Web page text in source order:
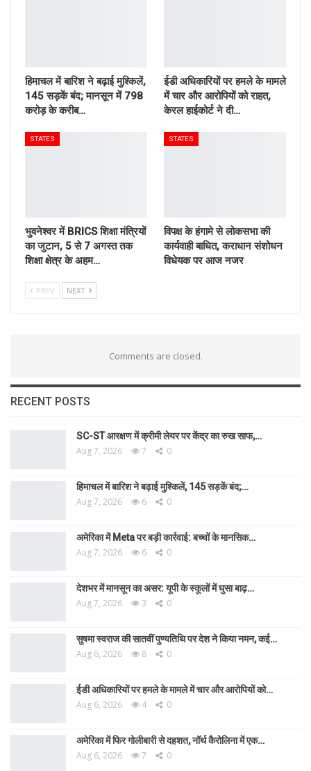
हिमाचल में बारिश ने बढ़ाई मुश्किलें,
145 सड़कें बंद; मानसून में 798
करोड़ के करीब…
ईडी अधिकारियों पर हमले के मामले
में चार और आरोपियों को राहत,
केरल हाईकोर्ट ने दी…
STATES
भुवनेश्वर में BRICS शिक्षा मंत्रियों
का जुटान, 5 से 7 अगस्त तक
शिक्षा क्षेत्र के अहम…
STATES
विपक्ष के हंगामे से लोकसभा की
कार्यवाही बाधित, कराधान संशोधन
विधेयक पर आज नजर
PREV NEXT
Comments are closed.
RECENT POSTS
SC-ST आरक्षण में क्रीमी लेयर पर केंद्र का रुख साफ,…
Aug 7, 2026 7 0
हिमाचल में बारिश ने बढ़ाई मुश्किलें, 145 सड़कें बंद;…
Aug 7, 2026 6 0
अमेरिका में Meta पर बड़ी कार्रवाई: बच्चों के मानसिक…
Aug 7, 2026 6 0
देशभर में मानसून का असर: यूपी के स्कूलों में घुसा बाढ़…
Aug 7, 2026 3 0
सुषमा स्वराज की सातवीं पुण्यतिथि पर देश ने किया नमन, कई…
Aug 6, 2026 8 0
ईडी अधिकारियों पर हमले के मामले में चार और आरोपियों को…
Aug 6, 2026 4 0
अमेरिका में फिर गोलीबारी से दहशत, नॉर्थ कैरोलिना में एक…
Aug 6, 2026 7 0